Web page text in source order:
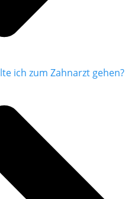
ich zum Zahnarzt gehen?